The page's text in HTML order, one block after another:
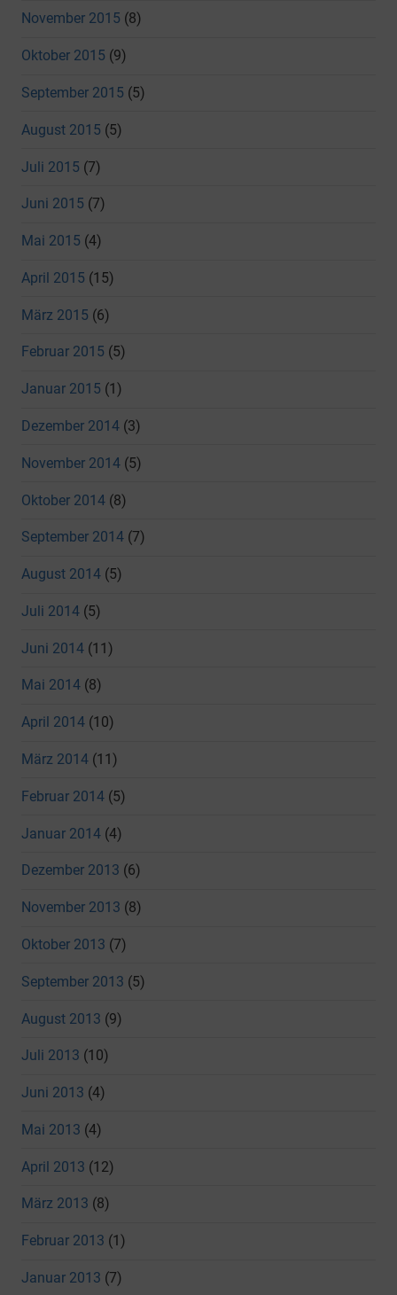
November 2015 (8)
Oktober 2015 (9)
September 2015 (5)
August 2015 (5)
Juli 2015 (7)
Juni 2015 (7)
Mai 2015 (4)
April 2015 (15)
März 2015 (6)
Februar 2015 (5)
Januar 2015 (1)
Dezember 2014 (3)
November 2014 (5)
Oktober 2014 (8)
September 2014 (7)
August 2014 (5)
Juli 2014 (5)
Juni 2014 (11)
Mai 2014 (8)
April 2014 (10)
März 2014 (11)
Februar 2014 (5)
Januar 2014 (4)
Dezember 2013 (6)
November 2013 (8)
Oktober 2013 (7)
September 2013 (5)
August 2013 (9)
Juli 2013 (10)
Juni 2013 (4)
Mai 2013 (4)
April 2013 (12)
März 2013 (8)
Februar 2013 (1)
Januar 2013 (7)